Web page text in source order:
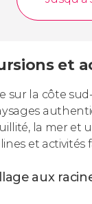
et
sur la côte
la mer et
et activités
aux